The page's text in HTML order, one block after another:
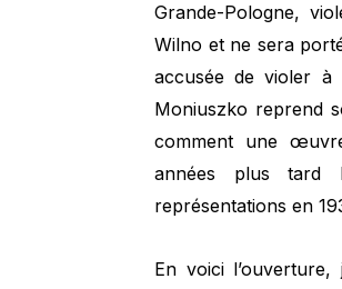
Grande-Pologne,
Wilno et ne sera
accusée de violer
Moniuszko reprend
comment une
années plus tard
représentations en
En voici